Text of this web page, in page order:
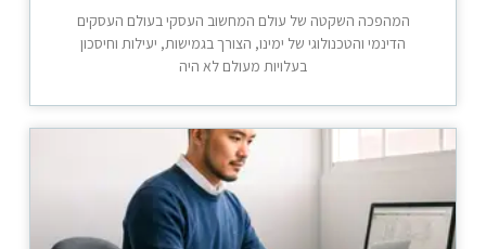
המהפכה השקטה של עולם המחשוב העסקי בעולם העסקים
הדינמי והטכנולוגי של ימינו, הצורך בגמישות, יעילות וחיסכון
בעלויות מעולם לא היה